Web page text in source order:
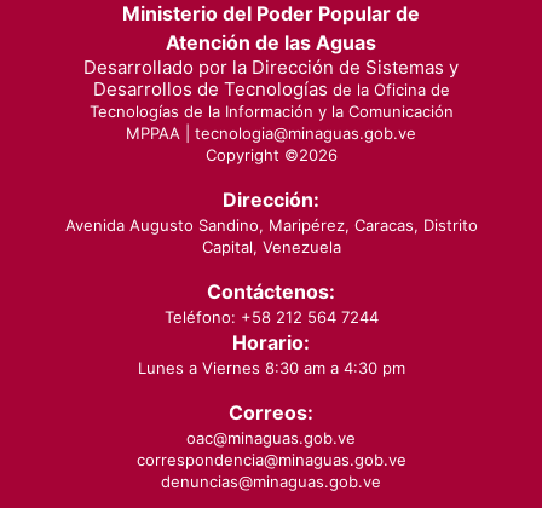
Ministerio del Poder Popular de
Atención de las Aguas
Desarrollado por la Dirección de Sistemas y
Desarrollos de Tecnologías de la Oficina de
Tecnologías de la Información y la Comunicación
MPPAA | tecnologia@minaguas.gob.ve
Copyright ©2026
Dirección:
Avenida Augusto Sandino, Maripérez, Caracas, Distrito
Capital, Venezuela
Contáctenos:
Teléfono: +58 212 564 7244
Horario:
Lunes a Viernes 8:30 am a 4:30 pm
Correos:
oac@minaguas.gob.ve
correspondencia@minaguas.gob.ve
denuncias@minaguas.gob.ve